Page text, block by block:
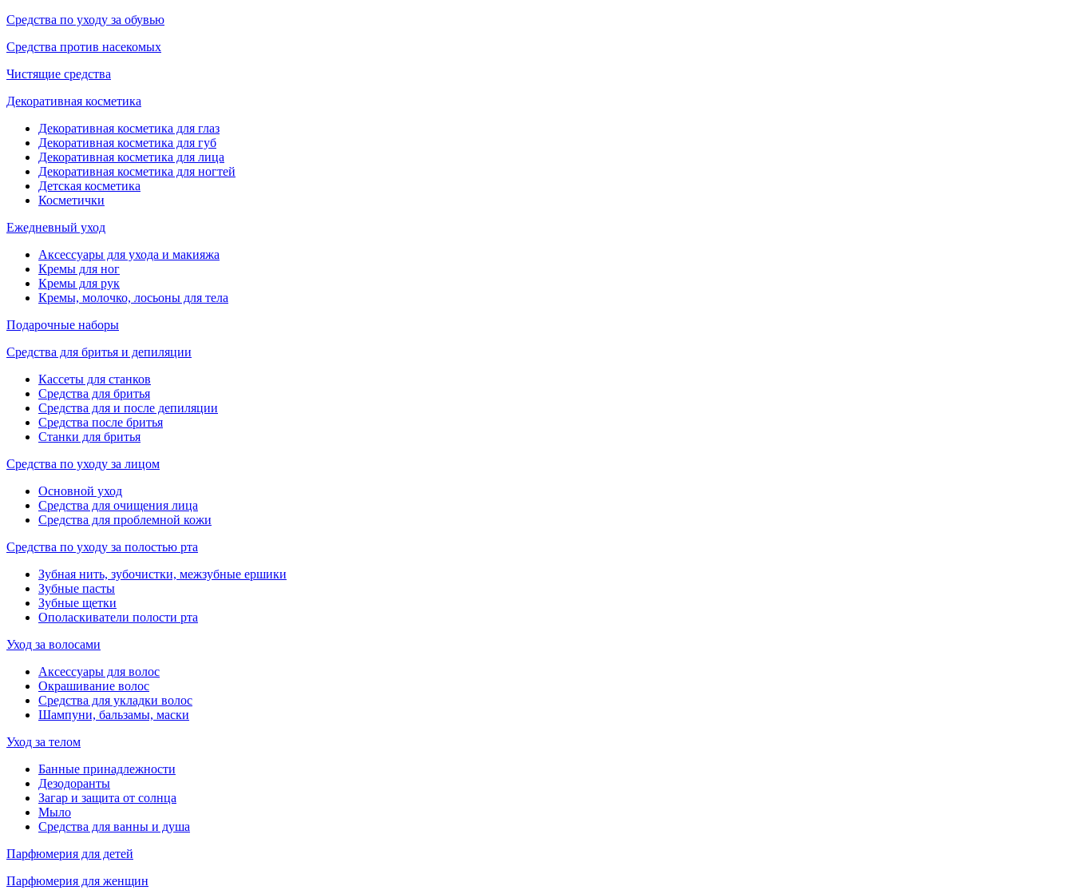
Средства по уходу за обувью
Средства против насекомых
Чистящие средства
Декоративная косметика
Декоративная косметика для глаз
Декоративная косметика для губ
Декоративная косметика для лица
Декоративная косметика для ногтей
Детская косметика
Косметички
Ежедневный уход
Аксессуары для ухода и макияжа
Кремы для ног
Кремы для рук
Кремы, молочко, лосьоны для тела
Подарочные наборы
Средства для бритья и депиляции
Кассеты для станков
Средства для бритья
Средства для и после депиляции
Средства после бритья
Станки для бритья
Средства по уходу за лицом
Основной уход
Средства для очищения лица
Средства для проблемной кожи
Средства по уходу за полостью рта
Зубная нить, зубочистки, межзубные ершики
Зубные пасты
Зубные щетки
Ополаскиватели полости рта
Уход за волосами
Аксессуары для волос
Окрашивание волос
Средства для укладки волос
Шампуни, бальзамы, маски
Уход за телом
Банные принадлежности
Дезодоранты
Загар и защита от солнца
Мыло
Средства для ванны и душа
Парфюмерия для детей
Парфюмерия для женщин